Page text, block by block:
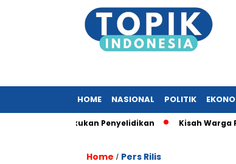
HOME NASIONAL POLITIK
KPK Lakukan Penyelidikan Kisah Warga Puri
Home / Pers Rilis